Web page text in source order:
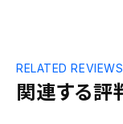
関連する評
RELATED REVIEWS